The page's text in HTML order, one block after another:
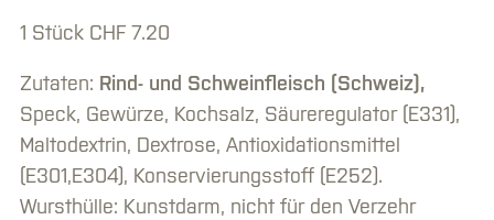
1 Stück CHF7.20
Zutaten: Rind- und Schweinfleisch (Schweiz),
Speck, Gewürze, Kochsalz, Säureregulator (E331),
Maltodextrin, Dextrose, Antioxidationsmittel
(E301,E304), Konservierungsstoff (E252).
Wursthülle: Kunstdarm, nicht für den Verzehr